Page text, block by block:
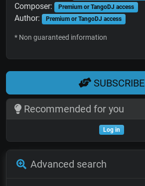
Composer: Premium or TangoDJ access
Author: Premium or TangoDJ access
* Non guaranteed information
SUBSCRIBE
Recommended for you
Log in
Advanced search